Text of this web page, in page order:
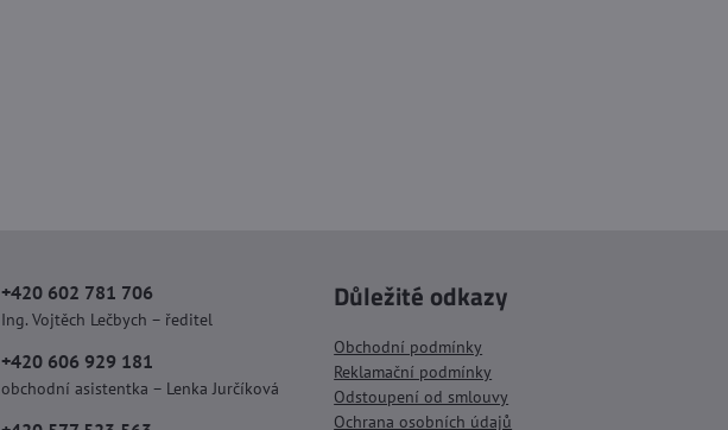
+420 602 781 706
Ing. Vojtěch Lečbych – ředitel
+420 606 929 181
obchodní asistentka – Lenka Jurčíková
Důležité odkazy
Obchodní podmínky
Reklamační podmínky
Odstoupení od smlouvy
Ochrana osobních údajů